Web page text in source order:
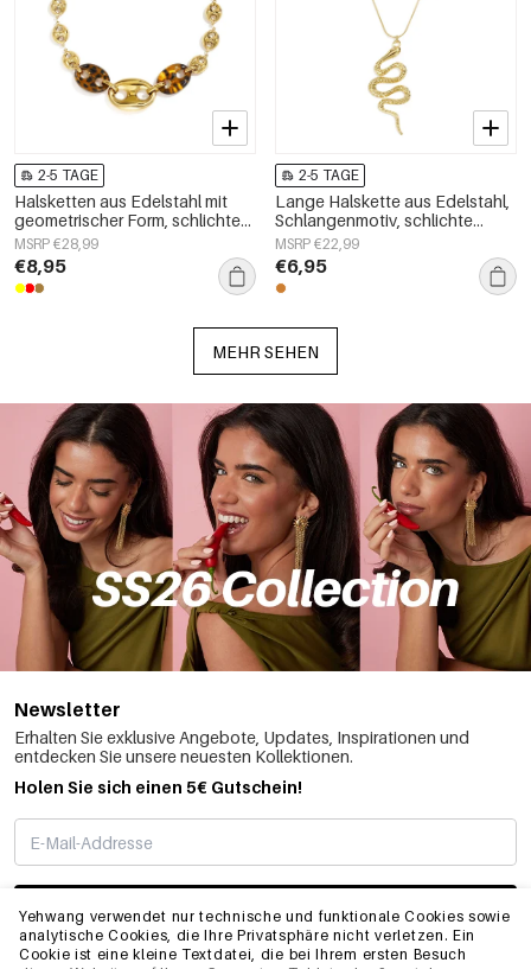
Yehwang verwendet nur technische und funktionale Cookies sowie
analytische Cookies, die Ihre Privatsphäre nicht verletzen. Ein
Cookie ist eine kleine Textdatei, die bei Ihrem ersten Besuch
2-5 TAGE
Halsketten aus Edelstahl mit
geometrischer Form, schlichte
Alltags-Serie, Damenschmuck
MSRP €28,99
€8,95
2-5 TAGE
Lange Halskette aus Edelstahl,
Schlangenmotiv, schlichte
Alltags-Serie, Damenschmuck
MSRP €22,99
€6,95
MEHR SEHEN
Newsletter
Erhalten Sie exklusive Angebote, Updates, Inspirationen und
entdecken Sie unsere neuesten Kollektionen.
Holen Sie sich einen 5€ Gutschein!
ABONNIEREN